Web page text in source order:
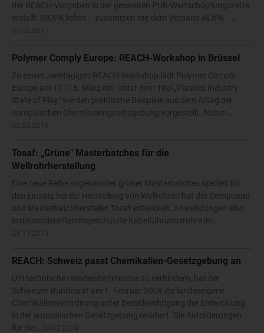
der REACH-Vorgaben in der gesamten PUR-Wertschöpfungskette
erstellt. ISOPA liefert – zusammen mit dem Verband ALIPA –…
Polymer Comply Europe: REACH-Workshop in Brüssel
Zu einem zweitägigen REACH-Workshop lädt Polymer Comply
Europe am 17./18. März ein. Unter dem Titel „Plastics Industry
State of Play" werden praktische Beispiele aus dem Alltag der
europäischen Chemikaliengesetzgebung vorgestellt. Neben…
Tosaf: „Grüne" Masterbatches für die
Wellrohrherstellung
Eine neue Reihe sogenannter grüner Masterbatches speziell für
den Einsatz bei der Herstellung von Wellrohren hat der Compound-
und Masterbatchhersteller Tosaf entwickelt. Anwendungen sind
insbesondere flammgeschützte Kabelführungsrohre im…
REACH: Schweiz passt Chemikalien-Gesetzgebung an
Um technische Handelshemmnisse zu verhindern, hat der
Schweizer Bundesrat am 1. Februar 2009 die landeseigene
Chemikalienverordnung unter Berücksichtigung der Entwicklung
in der europäischen Gesetzgebung revidiert. Die Anforderungen
für die…